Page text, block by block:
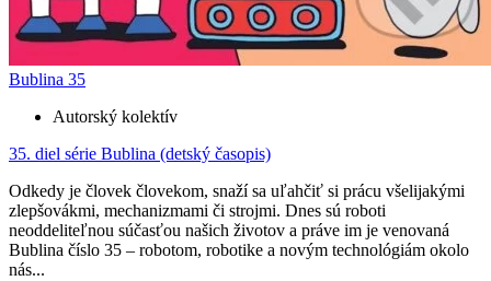
Bublina 35
Autorský kolektív
35. diel série Bublina (detský časopis)
Odkedy je človek človekom, snaží sa uľahčiť si prácu všelijakými
zlepšovákmi, mechanizmami či strojmi. Dnes sú roboti
neoddeliteľnou súčasťou našich životov a práve im je venovaná
Bublina číslo 35 – robotom, robotike a novým technológiám okolo
nás...